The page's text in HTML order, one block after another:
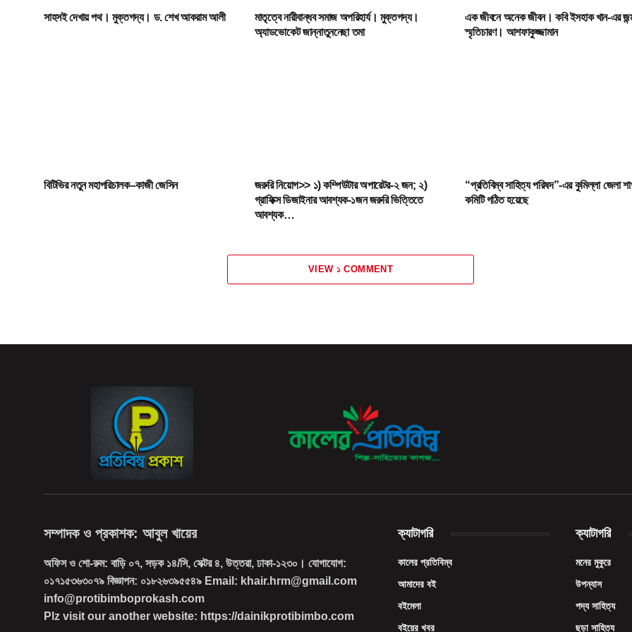
সাহসই দেখায় পথ। মুক্তগদ্য। ড. শেখ আকরাম আলী
মাতৃত্বে নারীবান্ধব সমাজ অপরিহার্য। মুক্তগদ্য।
অ্যাডভোকেট জান্নাতুননেছা তমা
এক জীবনে অনেক জীবন। কবি ইসহাক খান-এর
স্মৃতিচারণ। আশফাকুজ্জামান
বিটিভির নতুন মহাপরিচালক–কাজী জেসিন
জরুরি নিয়োগ>> ১) কম্পিউটার অপারেটর-২ জন; ২)
গ্রাফিক্স ডিজাইনার আবশ্যক-১জন জরুরি ভিত্তিতে
আবশ্যক…
“প্রতিবিম্ব সাহিত্য পরিষদ”-এর কুমিল্লা জেলা
কমিটি গঠিত হয়েছে
VIEW ১ COMMENT
সম্পাদক ও প্রকাশক: আবুল খায়ের
অফিস ও শো-রুম: বাড়ি ০৭, সড়ক ১৪/সি, সেক্টর ৪, উত্তরা, ঢাকা-১২৩০। যোগাযোগ:
০১৭১৫৩৬৩০৭৯ বিজ্ঞাপন: ০১৮২৬৩৯৫৫৪৯ Email: khair.hrm@gmail.com
info@protibimboprokash.com
Plz visit our another website: https://dainikprotibimbo.com
ক্যাটাগরি
কালের প্রতিবিম্ব
আমাদের বই
বইমেলা
বইয়ের খবর
ক্যাটাগরি
মনের মুকুরে
উপন্যাস
পদ্য সাহিত্য
ছড়া সাহিত্য